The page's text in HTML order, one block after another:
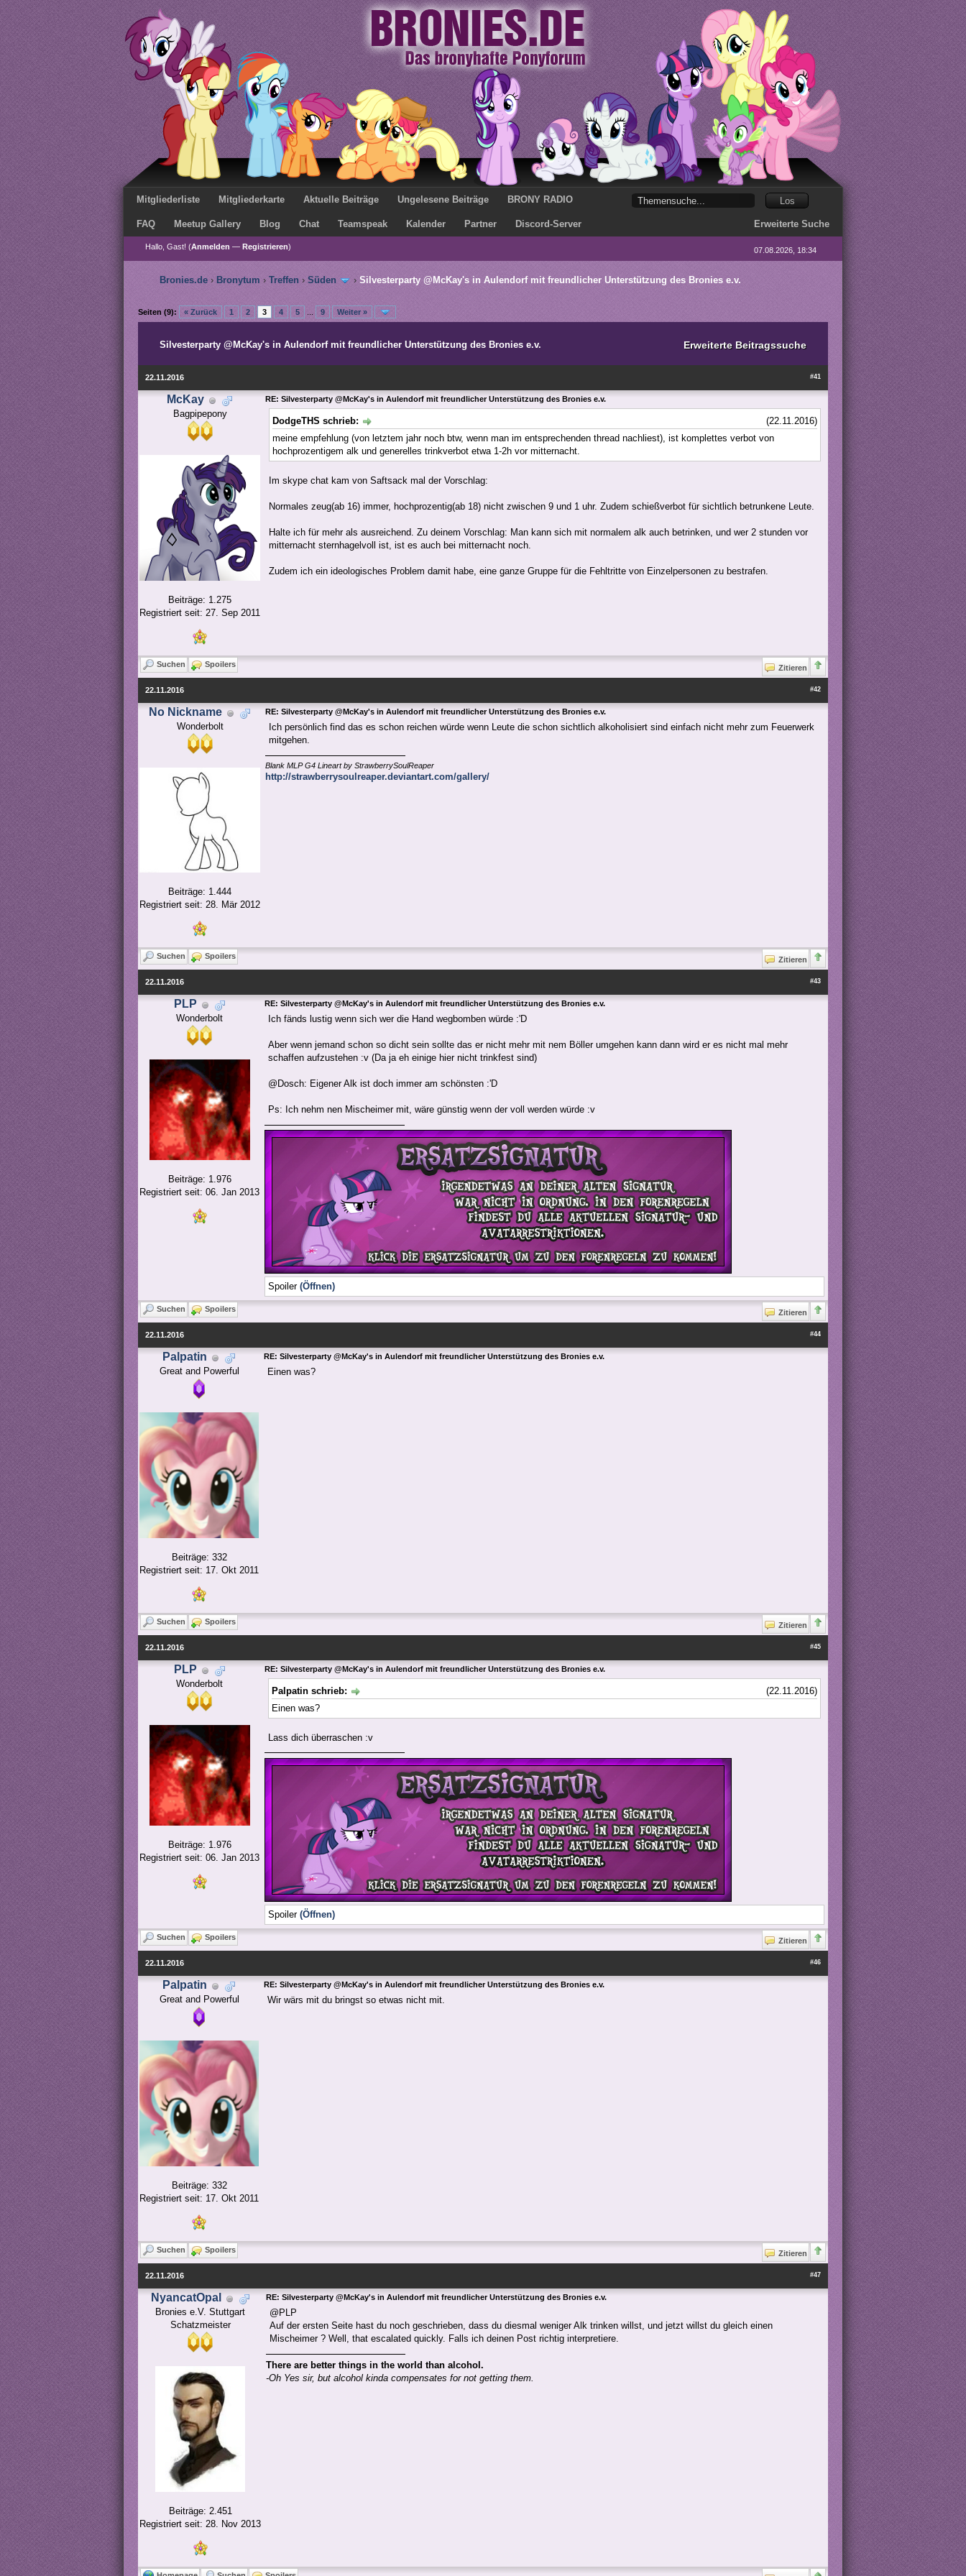
Mitgliederliste Mitgliederkarte Aktuelle Beiträge Ungelesene Beiträge BRONY RADIO
FAQ Meetup Gallery Blog Chat Teamspeak Kalender Partner Discord-Server Erweiterte Suche
Hallo, Gast! (Anmelden — Registrieren) 07.08.2026, 18:34
Bronies.de › Bronytum › Treffen › Süden › Silvesterparty @McKay's in Aulendorf mit freundlicher Unterstützung des Bronies e.v.
Seiten (9): « Zurück 1 2 3 4 5 9 Weiter »
Erweiterte Beitragssuche
Silvesterparty @McKay's in Aulendorf mit freundlicher Unterstützung des Bronies e.v.
#41
22.11.2016
McKay
Bagpipepony
Beiträge: 1.275
Registriert seit: 27. Sep 2011
RE: Silvesterparty @McKay's in Aulendorf mit freundlicher Unterstützung des Bronies e.v.
(22.11.2016)
DodgeTHS schrieb:
meine empfehlung (von letztem jahr noch btw, wenn man im entsprechenden thread nachliest), ist komplettes verbot von
hochprozentigem alk und generelles trinkverbot etwa 1-2h vor mitternacht.
Im skype chat kam von Saftsack mal der Vorschlag:
Normales zeug(ab 16) immer, hochprozentig(ab 18) nicht zwischen 9 und 1 uhr. Zudem schießverbot für sichtlich betrunkene Leute.
Halte ich für mehr als ausreichend. Zu deinem Vorschlag: Man kann sich mit normalem alk auch betrinken, und wer 2 stunden vor
mitternacht sternhagelvoll ist, ist es auch bei mitternacht noch.
Zudem ich ein ideologisches Problem damit habe, eine ganze Gruppe für die Fehltritte von Einzelpersonen zu bestrafen.
Suchen Spoilers Zitieren
#42
22.11.2016
No Nickname
Wonderbolt
Beiträge: 1.444
Registriert seit: 28. Mär 2012
RE: Silvesterparty @McKay's in Aulendorf mit freundlicher Unterstützung des Bronies e.v.
Ich persönlich find das es schon reichen würde wenn Leute die schon sichtlich alkoholisiert sind einfach nicht mehr zum Feuerwerk
mitgehen.
Blank MLP G4 Lineart by StrawberrySoulReaper
http://strawberrysoulreaper.deviantart.com/gallery/
Suchen Spoilers Zitieren
#43
22.11.2016
PLP
Wonderbolt
Beiträge: 1.976
Registriert seit: 06. Jan 2013
RE: Silvesterparty @McKay's in Aulendorf mit freundlicher Unterstützung des Bronies e.v.
Ich fänds lustig wenn sich wer die Hand wegbomben würde :'D
Aber wenn jemand schon so dicht sein sollte das er nicht mehr mit nem Böller umgehen kann dann wird er es nicht mal mehr
schaffen aufzustehen :v (Da ja eh einige hier nicht trinkfest sind)
@Dosch: Eigener Alk ist doch immer am schönsten :'D
Ps: Ich nehm nen Mischeimer mit, wäre günstig wenn der voll werden würde :v
Spoiler (Öffnen)
Suchen Spoilers Zitieren
#44
22.11.2016
Palpatin
Great and Powerful
Beiträge: 332
Registriert seit: 17. Okt 2011
RE: Silvesterparty @McKay's in Aulendorf mit freundlicher Unterstützung des Bronies e.v.
Einen was?
Suchen Spoilers Zitieren
#45
22.11.2016
PLP
Wonderbolt
Beiträge: 1.976
Registriert seit: 06. Jan 2013
RE: Silvesterparty @McKay's in Aulendorf mit freundlicher Unterstützung des Bronies e.v.
(22.11.2016)
Palpatin schrieb:
Einen was?
Lass dich überraschen :v
Spoiler (Öffnen)
Suchen Spoilers Zitieren
#46
22.11.2016
Palpatin
Great and Powerful
Beiträge: 332
Registriert seit: 17. Okt 2011
RE: Silvesterparty @McKay's in Aulendorf mit freundlicher Unterstützung des Bronies e.v.
Wir wärs mit du bringst so etwas nicht mit.
Suchen Spoilers Zitieren
#47
22.11.2016
NyancatOpal
Bronies e.V. Stuttgart
Schatzmeister
Beiträge: 2.451
Registriert seit: 28. Nov 2013
RE: Silvesterparty @McKay's in Aulendorf mit freundlicher Unterstützung des Bronies e.v.
@PLP
Auf der ersten Seite hast du noch geschrieben, dass du diesmal weniger Alk trinken willst, und jetzt willst du gleich einen
Mischeimer ? Well, that escalated quickly. Falls ich deinen Post richtig interpretiere.
There are better things in the world than alcohol.
-Oh Yes sir, but alcohol kinda compensates for not getting them.